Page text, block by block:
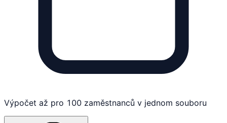
Výpočet až pro 100 zaměstnanců v jednom souboru